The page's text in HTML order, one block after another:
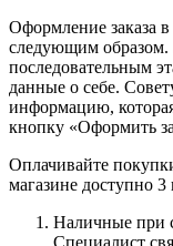
Оформление заказа
следующим образом.
последовательным
данные о себе.
информацию,
кнопку «Оформить
Оплачивайте
магазине доступно 3
Наличные при
Специалист